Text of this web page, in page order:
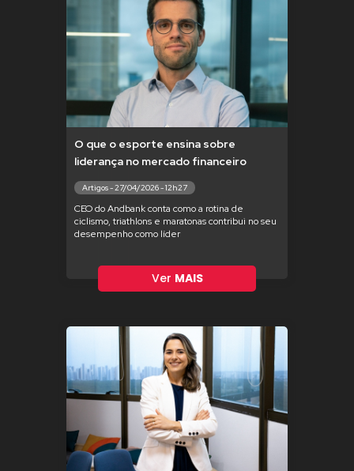
O que o esporte ensina sobre
liderança no mercado financeiro
Artigos - 27/04/2026 - 12h27
CEO do Andbank conta como a rotina de
ciclismo, triathlons e maratonas contribui no seu
desempenho como líder
Ver MAIS